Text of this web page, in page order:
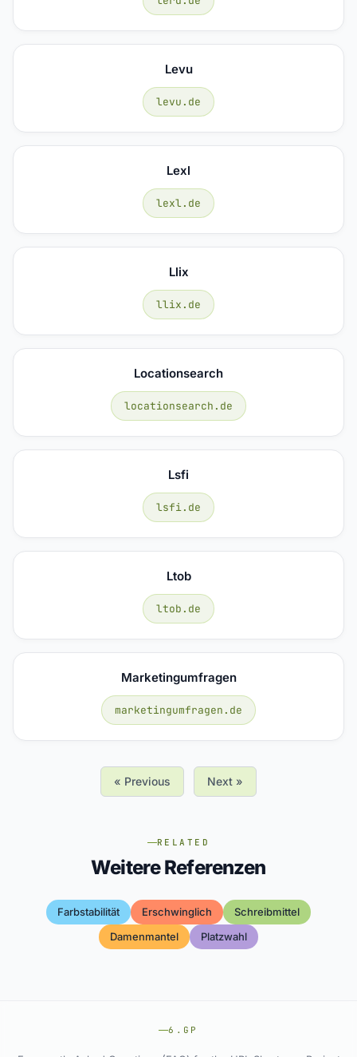
Levu
levu.de
Lexl
lexl.de
Llix
llix.de
Locationsearch
locationsearch.de
Lsfi
lsfi.de
Ltob
ltob.de
Marketingumfragen
marketingumfragen.de
« Previous Next »
RELATED
Weitere Referenzen
Farbstabilität Erschwinglich
Schreibmittel
Damenmantel
Platzwahl
6.GP